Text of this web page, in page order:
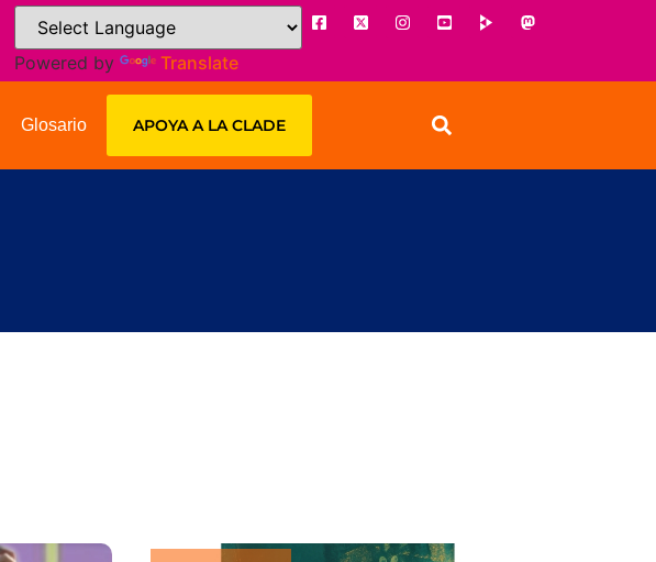
Powered by Translate
Glosario APOYA A LA CLADE